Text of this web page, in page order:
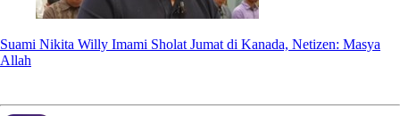
Suami Nikita Willy Imami Sholat Jumat di Kanada, Netizen: Masya
Allah